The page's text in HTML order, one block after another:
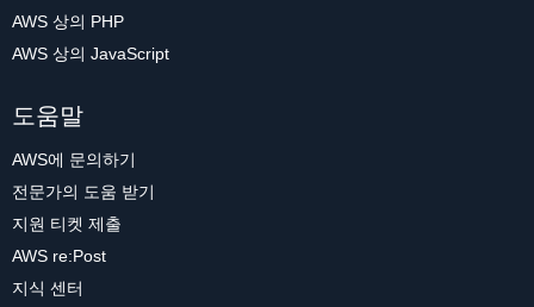
AWS 상의 PHP
AWS 상의 JavaScript
도움말
AWS에 문의하기
전문가의 도움 받기
지원 티켓 제출
AWS re:Post
지식 센터